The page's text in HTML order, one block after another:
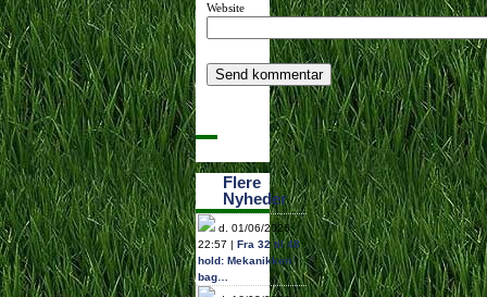
Website
Flere
Nyheder
d. 01/06/2026
22:57 | Fra 32 til 48
hold: Mekanikken
bag…